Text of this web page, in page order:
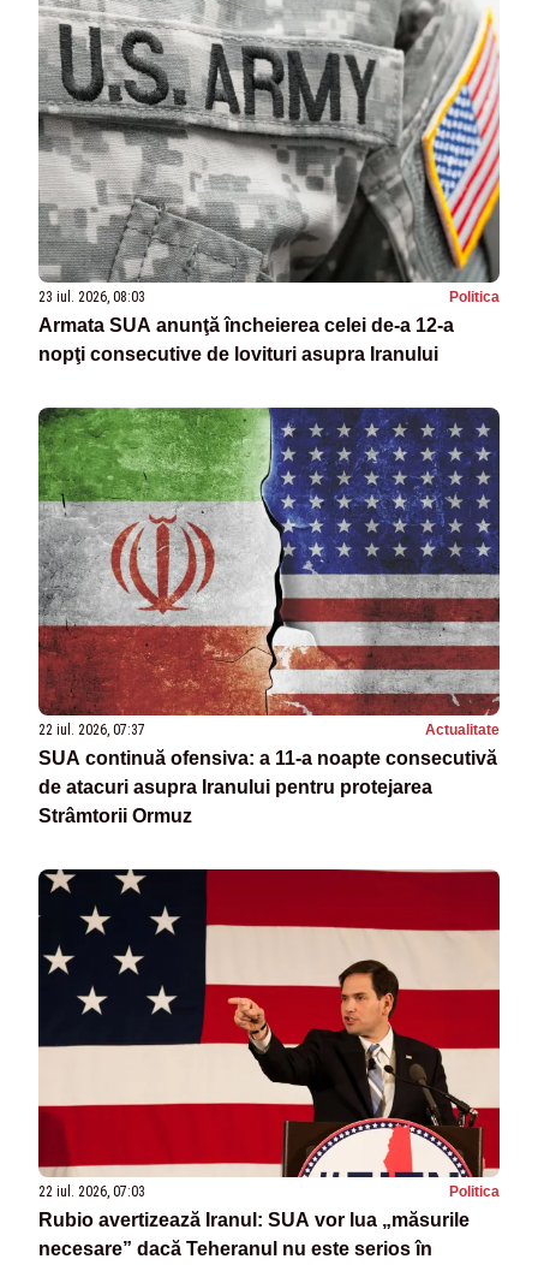
23 iul. 2026, 08:03 Politica
Armata SUA anunţă încheierea celei de-a 12-a
nopţi consecutive de lovituri asupra Iranului
22 iul. 2026, 07:37 Actualitate
SUA continuă ofensiva: a 11-a noapte consecutivă
de atacuri asupra Iranului pentru protejarea
Strâmtorii Ormuz
22 iul. 2026, 07:03 Politica
Rubio avertizează Iranul: SUA vor lua „măsurile
necesare” dacă Teheranul nu este serios în